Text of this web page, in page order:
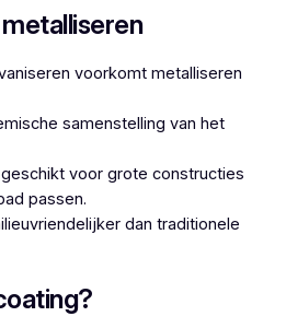
voorkomt metalliseren
samenstelling van het
voor grote constructies
passen.
dan traditionele